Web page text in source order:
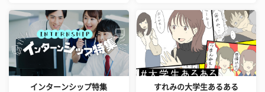
インターンシップ特集 すれみの大学生あるある